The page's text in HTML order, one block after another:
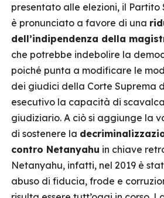
presentato alle elezioni, il Partito
è pronunciato a favore di una
dell’indipendenza della
che potrebbe indebolire la
poiché punta a modificare le
dei giudici della Corte Suprema
esecutivo la capacità di
giudiziario. A ciò si aggiunge la
di sostenere la
contro Netanyahu in chiave
Netanyahu, infatti, nel 2019 è
abuso di fiducia, frode e